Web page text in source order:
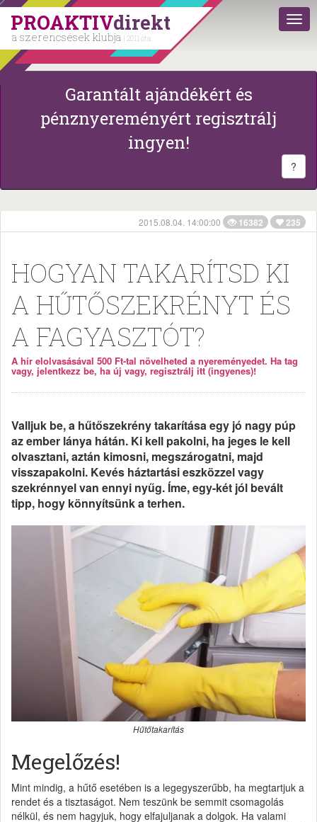
PROAKTIVdirekt
a szerencsések klubja | 2011 óta
Garantált ajándékért és
pénznyereményért regisztrálj
ingyen!
?
2015.08.04. 14:00:00 16382 235
HOGYAN TAKARÍTSD KI
A HŰTŐSZEKRÉNYT ÉS
A FAGYASZTÓT?
A hír elolvasásával 500 Ft-tal növelheted a nyereményedet. Ha tag
vagy, jelentkezz be, ha új vagy, regisztrálj itt (ingyenes)!
Valljuk be, a hűtőszekrény takarítása egy jó nagy púp
az ember lánya hátán. Ki kell pakolni, ha jeges le kell
olvasztani, aztán kimosni, megszárogatni, majd
visszapakolni. Kevés háztartási eszközzel vagy
szekrénnyel van ennyi nyűg. Íme, egy-két jól bevált
tipp, hogy könnyítsünk a terhen.
Hűtőtakarítás
Megelőzés!
Mint mindig, a hűtő esetében is a legegyszerűbb, ha megtartjuk a
rendet és a tisztaságot. Nem teszünk be semmit csomagolás
nélkül, és nem hagyjuk, hogy elfajuljanak a dolgok. Ha valami